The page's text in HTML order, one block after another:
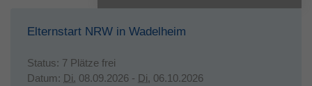
Elternstart NRW in Wadelheim
Status: 7 Plätze frei
Datum: Di. 08.09.2026 - Di. 06.10.2026